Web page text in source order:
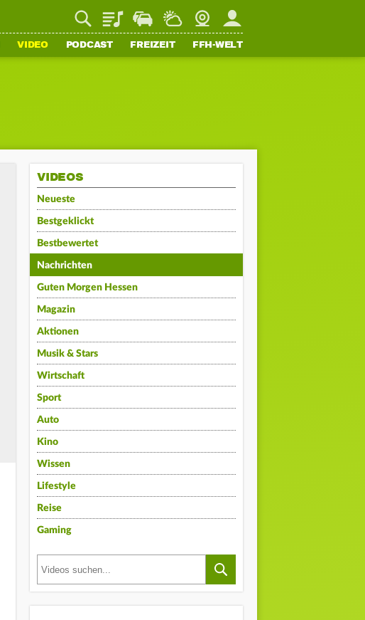
PlaylistStaupilotWetterWebcamMein FFH
VIDEO PODCAST FREIZEIT FFH-WELT
VIDEOS
Neueste
Bestgeklickt
Bestbewertet
Nachrichten
Guten Morgen Hessen
Magazin
Aktionen
Musik & Stars
Wirtschaft
Sport
Auto
Kino
Wissen
Lifestyle
Reise
Gaming